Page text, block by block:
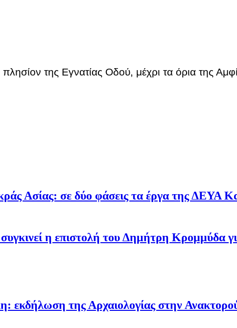
της Εγνατίας Οδού, μέχρι τα όρια της
Ασίας: σε δύο φάσεις τα έργα της ΔΕΥΑ
η επιστολή του Δημήτρη Κρομμύδα
εκδήλωση της Αρχαιολογίας στην